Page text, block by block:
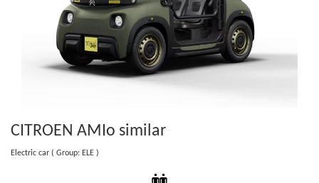
CITROEN AMI o similar
Electric car ( Group: ELE )